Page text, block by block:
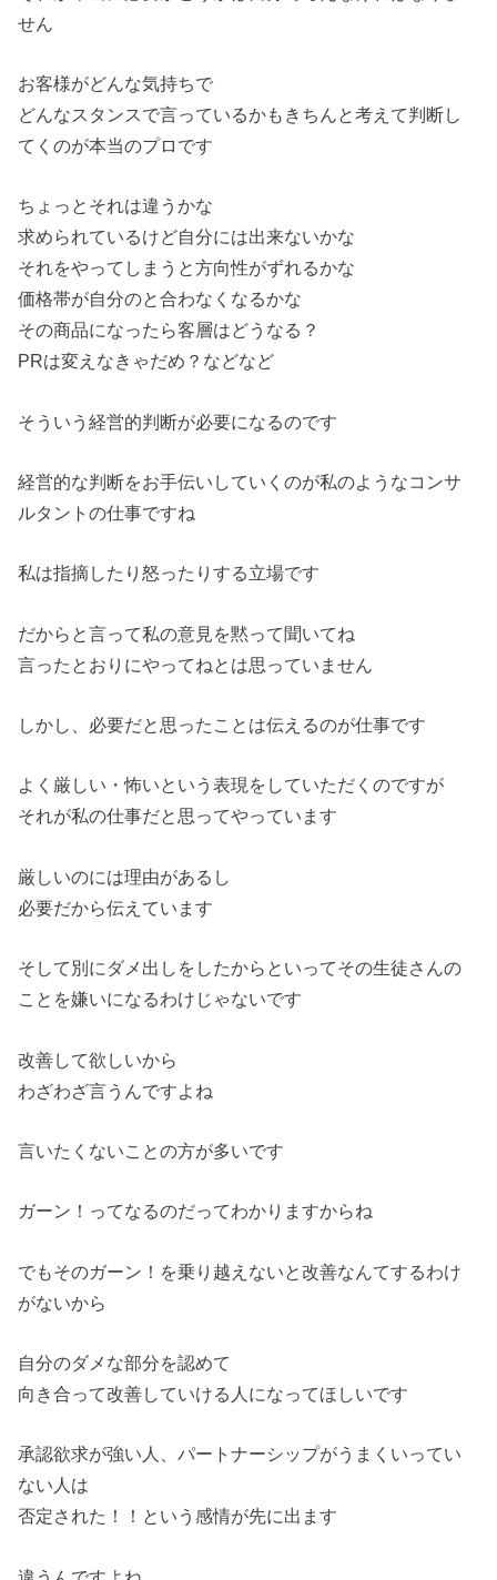
せん
お客様がどんな気持ちで
どんなスタンスで言っているかもきちんと考えて判断し
てくのが本当のプロです
ちょっとそれは違うかな
求められているけど自分には出来ないかな
それをやってしまうと方向性がずれるかな
価格帯が自分のと合わなくなるかな
その商品になったら客層はどうなる？
PRは変えなきゃだめ？などなど
そういう経営的判断が必要になるのです
経営的な判断をお手伝いしていくのが私のようなコンサ
ルタントの仕事ですね
私は指摘したり怒ったりする立場です
だからと言って私の意見を黙って聞いてね
言ったとおりにやってねとは思っていません
しかし、必要だと思ったことは伝えるのが仕事です
よく厳しい・怖いという表現をしていただくのですが
それが私の仕事だと思ってやっています
厳しいのには理由があるし
必要だから伝えています
そして別にダメ出しをしたからといってその生徒さんの
ことを嫌いになるわけじゃないです
改善して欲しいから
わざわざ言うんですよね
言いたくないことの方が多いです
ガーン！ってなるのだってわかりますからね
でもそのガーン！を乗り越えないと改善なんてするわけ
がないから
自分のダメな部分を認めて
向き合って改善していける人になってほしいです
承認欲求が強い人、パートナーシップがうまくいってい
ない人は
否定された！！という感情が先に出ます